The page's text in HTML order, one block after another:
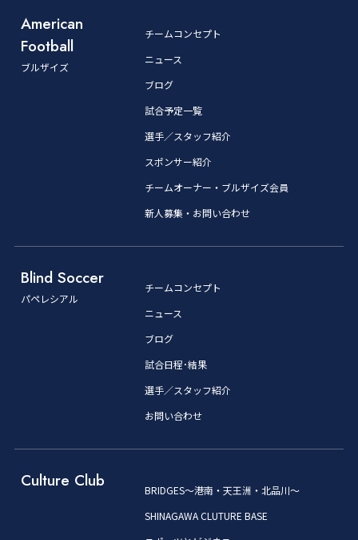
American
Football
ブルザイズ
チームコンセプト
ニュース
ブログ
試合予定一覧
選手／スタッフ紹介
スポンサー紹介
チームオーナー・ブルザイズ会員
新人募集・お問い合わせ
Blind Soccer
パペレシアル
チームコンセプト
ニュース
ブログ
試合日程･結果
選手／スタッフ紹介
お問い合わせ
Culture Club
BRIDGES～港南・天王洲・北品川～
SHINAGAWA CLUTURE BASE